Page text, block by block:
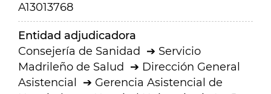
A13013768
Entidad adjudicadora
Consejería de Sanidad
Servicio
Madrileño de Salud
Dirección General
Asistencial
Gerencia Asistencial de